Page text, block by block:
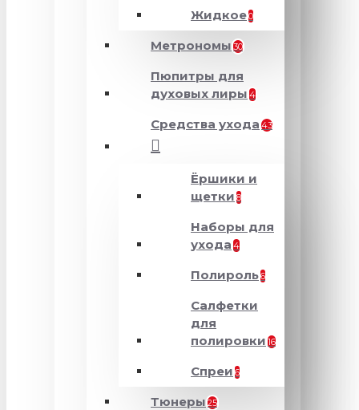
Жидкое0
Метрономы 30
Пюпитры для
духовых лиры 4
Средства ухода 43
Ёршики и
щетки 8
Наборы для
ухода 4
Полироль6
Салфетки
для
полировки 16
Спреи 6
Тюнеры 25